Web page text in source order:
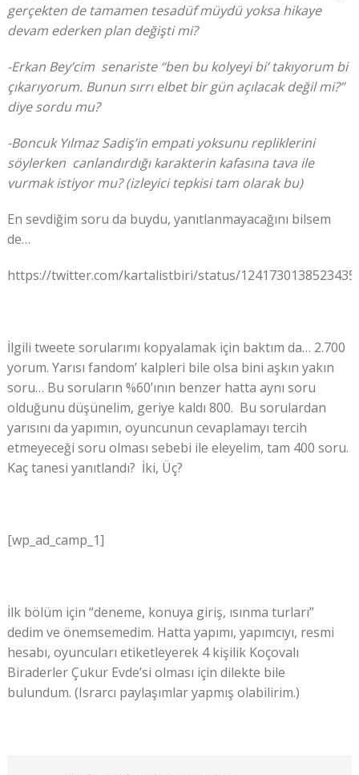
gerçekten de tamamen tesadüf müydü yoksa hikaye
devam ederken plan değişti mi?
-Erkan Bey’cim senariste “ben bu kolyeyi bi’ takıyorum bi
çıkarıyorum. Bunun sırrı elbet bir gün açılacak değil mi?”
diye sordu mu?
-Boncuk Yılmaz Sadiş’in empati yoksunu repliklerini
söylerken canlandırdığı karakterin kafasına tava ile
vurmak istiyor mu? (izleyici tepkisi tam olarak bu)
En sevdiğim soru da buydu, yanıtlanmayacağını bilsem
de…
https://twitter.com/kartalistbiri/status/
İlgili tweete sorularımı kopyalamak için baktım da… 2.700
yorum. Yarısı fandom’ kalpleri bile olsa bini aşkın yakın
soru… Bu soruların %60’ının benzer hatta aynı soru
olduğunu düşünelim, geriye kaldı 800. Bu sorulardan
yarısını da yapımın, oyuncunun cevaplamayı tercih
etmeyeceği soru olması sebebi ile eleyelim, tam 400 soru.
Kaç tanesi yanıtlandı? İki, Üç?
[wp_ad_camp_1]
İlk bölüm için “deneme, konuya giriş, ısınma turları”
dedim ve önemsemedim. Hatta yapımı, yapımcıyı, resmi
hesabı, oyuncuları etiketleyerek 4 kişilik Koçovalı
Biraderler Çukur Evde’si olması için dilekte bile
bulundum. (Israrcı paylaşımlar yapmış olabilirim.)